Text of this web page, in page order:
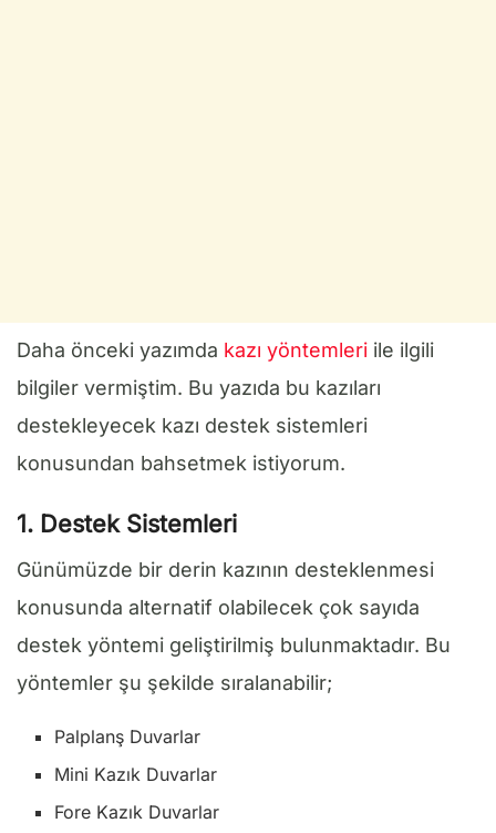
Daha önceki yazımda kazı yöntemleri ile ilgili
bilgiler vermiştim. Bu yazıda bu kazıları
destekleyecek kazı destek sistemleri
konusundan bahsetmek istiyorum.
1. Destek Sistemleri
Günümüzde bir derin kazının desteklenmesi
konusunda alternatif olabilecek çok sayıda
destek yöntemi geliştirilmiş bulunmaktadır. Bu
yöntemler şu şekilde sıralanabilir;
Palplanş Duvarlar
Mini Kazık Duvarlar
Fore Kazık Duvarlar